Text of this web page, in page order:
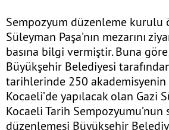
Sempozyum düzenleme kurulu
Süleyman Paşa’nın mezarını
basına bilgi vermiştir. Buna
Büyükşehir Belediyesi
tarihlerinde 250 akademisyenin
Kocaeli’de yapılacak olan Gazi
Kocaeli Tarih Sempozyumu’nun
düzenlemesi Büyükşehir